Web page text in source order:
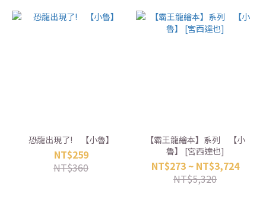
恐龍出現了! 【小魯】
NT$259
NT$360
【霸王龍繪本】系列 【小
魯】 [宮西達也]
NT$273 ~ NT$3,724
NT$5,320